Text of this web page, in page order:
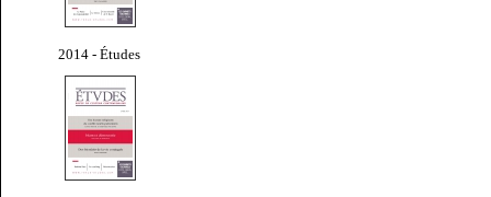
2014 - Études